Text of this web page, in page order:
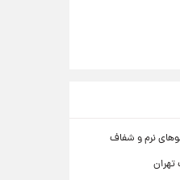
نرم و شفاف